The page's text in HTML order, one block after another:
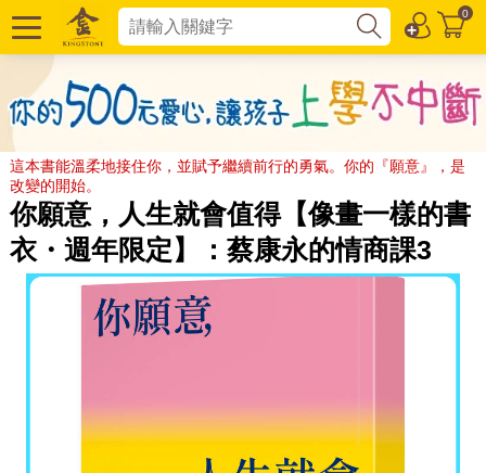
0
這本書能溫柔地接住你，並賦予繼續前行的勇氣。你的『願意』，是
改變的開始。
你願意，人生就會值得【像畫一樣的書
衣・週年限定】：蔡康永的情商課3